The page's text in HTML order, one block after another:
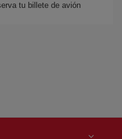
tu billete de avión